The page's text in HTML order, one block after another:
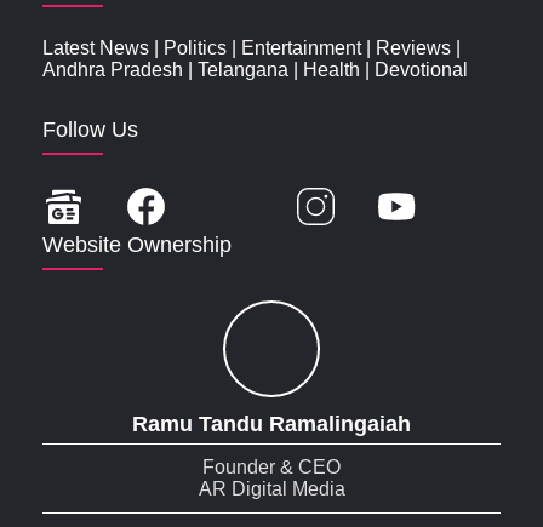
Latest News Politics Entertainment| Reviews
Andhra Pradesh
Telangana Health Devotional
Follow Us
Website Ownership
Ramu Tandu Ramalingaiah
Founder & CEO
AR Digital Media